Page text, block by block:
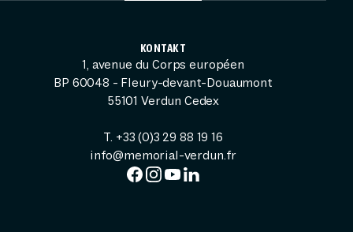
KONTAKT
1, avenue du Corps européen
BP 60048 - Fleury-devant-Douaumont
55101 Verdun Cedex
T. +33 (0)3 29 88 19 16
info@memorial-verdun.fr